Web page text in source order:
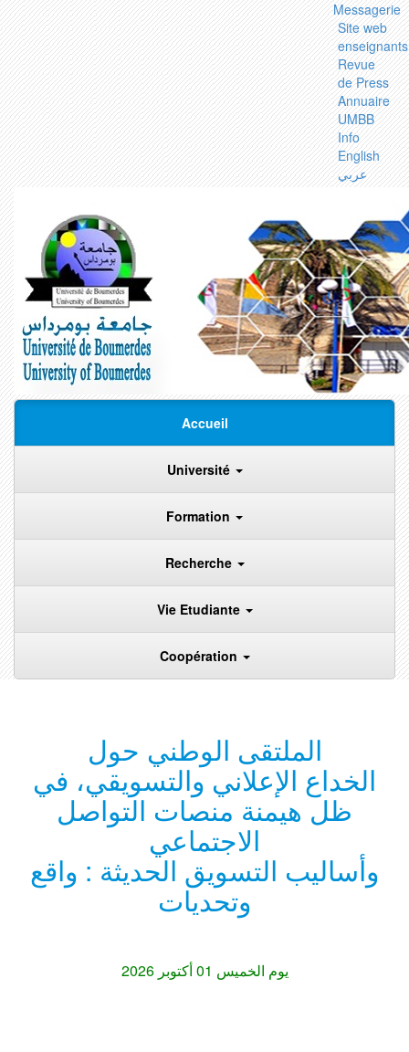
Messagerie
Site web
enseignants
Revue
de Press
Annuaire
UMBB
Info
English
عربي
Accueil
Université
Formation
Recherche
Vie Etudiante
Coopération
الملتقى الوطني حول
الخداع الإعلاني والتسويقي، في
ظل هيمنة منصات التواصل
الاجتماعي
وأساليب التسويق الحديثة : واقع
وتحديات
يوم الخميس 01 أكتوبر 2026